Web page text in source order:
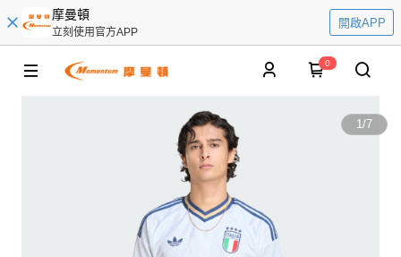
摩曼頓
立刻使用官方APP
開啟APP
0
1/7